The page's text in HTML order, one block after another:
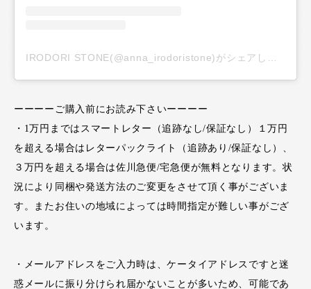
ーーーーご購入前にお読み下さいーーーー
・1万円まではスマートレター（追跡なし/保証なし）１万円
を超える場合はレターパックライト（追跡あり/保証なし）、
３万円を超える場合は佐川急便/宅急便が無料となります。状
況により同梱や発送方法のご変更をさせて頂く事がございま
す。またお住いの地域によっては時間指定が難しい事がござ
います。
・メールアドレスをご入力時は、ケータイアドレスですと迷
惑メールに振り分けられ届かないことが多いため、可能であ